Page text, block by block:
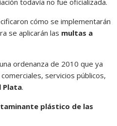
cómo se implementarán
se aplicarán las multas a
ordenanza de 2010 que ya
servicios públicos,
Plata.
plástico de las